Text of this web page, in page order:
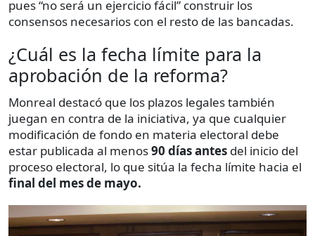
pues “no será un ejercicio fácil” construir los
consensos necesarios con el resto de las bancadas.
¿Cuál es la fecha límite para la
aprobación de la reforma?
Monreal destacó que los plazos legales también
juegan en contra de la iniciativa, ya que cualquier
modificación de fondo en materia electoral debe
estar publicada al menos90 días antes del inicio del
proceso electoral, lo que sitúa la fecha límite hacia el
final del mes de mayo.